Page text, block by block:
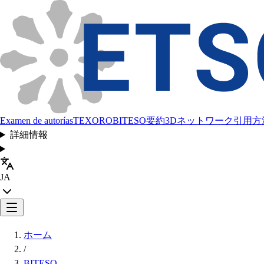
Examen de autoríasTEXOROBITESO要約3Dネットワーク引用方
詳細情報
JA
ホーム
/